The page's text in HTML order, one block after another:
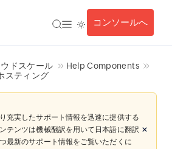
コンソールへ
ドスケール
Help Components
スティング
充実したサポート情報を迅速に提供する
テンツは機械翻訳を用いて日本語に翻訳
最新のサポート情報をご覧いただくに